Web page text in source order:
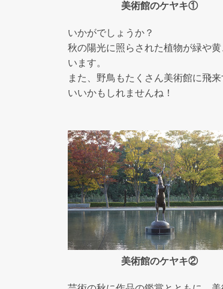
美術館のケヤキ①
いかがでしょうか？
秋の陽光に照らされた植物が緑や
います。
また、野鳥もたくさん美術館に飛
いいかもしれませんね！
美術館のケヤキ②